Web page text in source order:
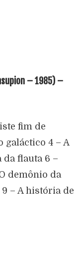
– 1985) –
fim de
galáctico 4 – A
da flauta 6 –
demônio da
– A história de